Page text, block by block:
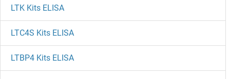
LTK Kits ELISA
LTC4S Kits ELISA
LTBP4 Kits ELISA